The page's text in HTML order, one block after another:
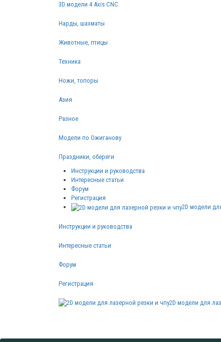
3D модели 4 Axis CNC
Нарды, шахматы
Животные, птицы
Техника
Ножи, топоры
Азия
Разное
Модели по Ожиганову
Праздники, обереги
Инструкции и руководства
Интересные статьи
Форум
Регистрация
2D модели
Инструкции и руководства
Интересные статьи
Форум
Регистрация
2D модели для